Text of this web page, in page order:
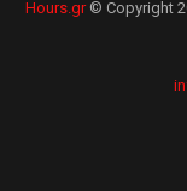
Hours.gr© Copyright